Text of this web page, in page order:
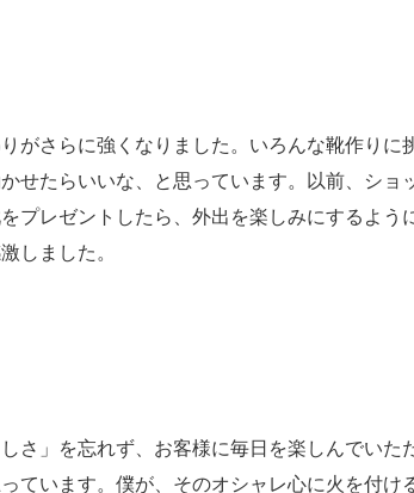
がさらに強くなりました。いろんな靴作りに
せたらいいな、と思っています。以前、ショ
プレゼントしたら、外出を楽しみにするよう
しました。
さ」を忘れず、お客様に毎日を楽しんでいた
ています。僕が、そのオシャレ心に火を付け